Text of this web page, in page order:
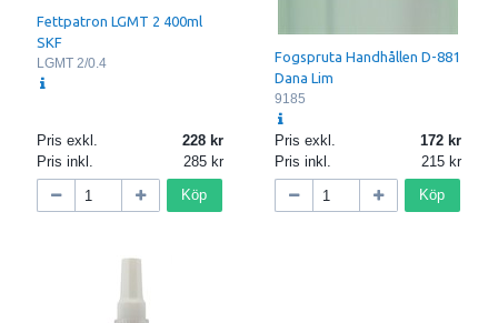
Fettpatron LGMT 2 400ml
SKF
LGMT 2/0.4
Pris exkl.
228
Pris inkl.
285
Köp
Fogspruta Handhållen D-881
Dana Lim
9185
Pris exkl.
172
Pris inkl.
215
Köp